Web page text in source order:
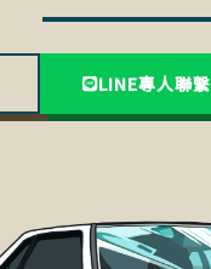
LINE專人聯繫